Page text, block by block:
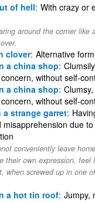
of hell With crazy or
around the corner like
clover Alternative
a china shop
without self-
a china shop
without self-
a strange garret
misapprehension due
conveniently leave
their own expression, feel
when screwed up in one
a hot tin roof Jumpy,